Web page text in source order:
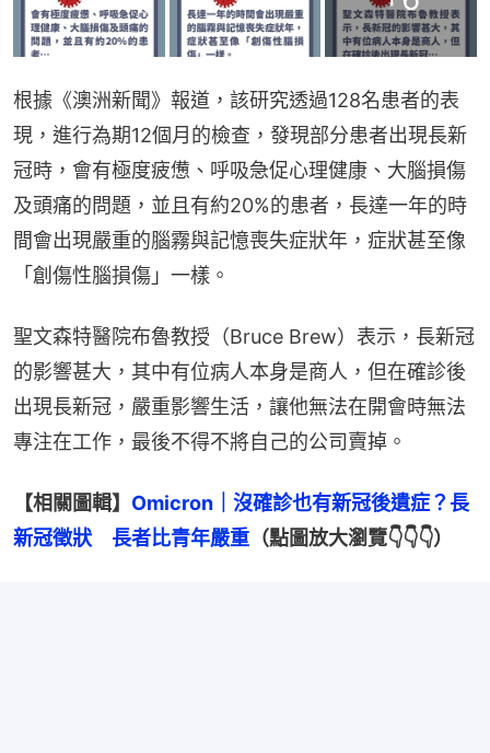
根據《澳洲新聞》報道，該研究透過128名患者的表
現，進行為期12個月的檢查，發現部分患者出現長新
冠時，會有極度疲憊、呼吸急促心理健康、大腦損傷
及頭痛的問題，並且有約20%的患者，長達一年的時
間會出現嚴重的腦霧與記憶喪失症狀年，症狀甚至像
「創傷性腦損傷」一樣。
聖文森特醫院布魯教授（Bruce Brew）表示，長新冠
的影響甚大，其中有位病人本身是商人，但在確診後
出現長新冠，嚴重影響生活，讓他無法在開會時無法
專注在工作，最後不得不將自己的公司賣掉。
【相關圖輯】 Omicron｜沒確診也有新冠後遺症？長
新冠徵狀　長者比青年嚴重 （點圖放大瀏覽👇👇👇）